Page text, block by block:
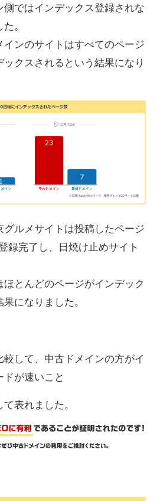
詳細を見る
詳細を見る
527 ドメイン年齢26年
詳細を見る
ではインデックス登録されな
。
インのサイトはすべてのページ
クスされるという結果になり
グルメサイトは投稿したページ
録完了し、日焼け止めサイト
とんどのページがインデック
になりました。
較して、中古ドメインの方がイ
ドが速いこと
表れました。